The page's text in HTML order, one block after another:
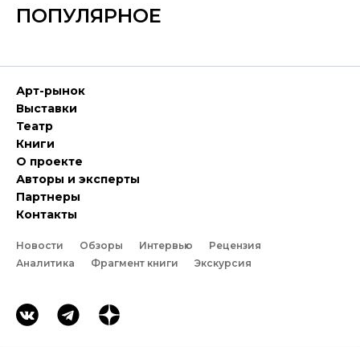
ПОПУЛЯРНОЕ
Арт-рынок
Выставки
Театр
Книги
О проекте
Авторы и эксперты
Партнеры
Контакты
Новости Обзоры Интервью
Рецензия
Аналитика
Фрагмент книги Экскурсия